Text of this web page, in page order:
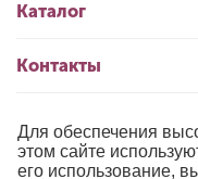
Каталог
Контакты
©
Для обеспечения
этом сайте
его использование,